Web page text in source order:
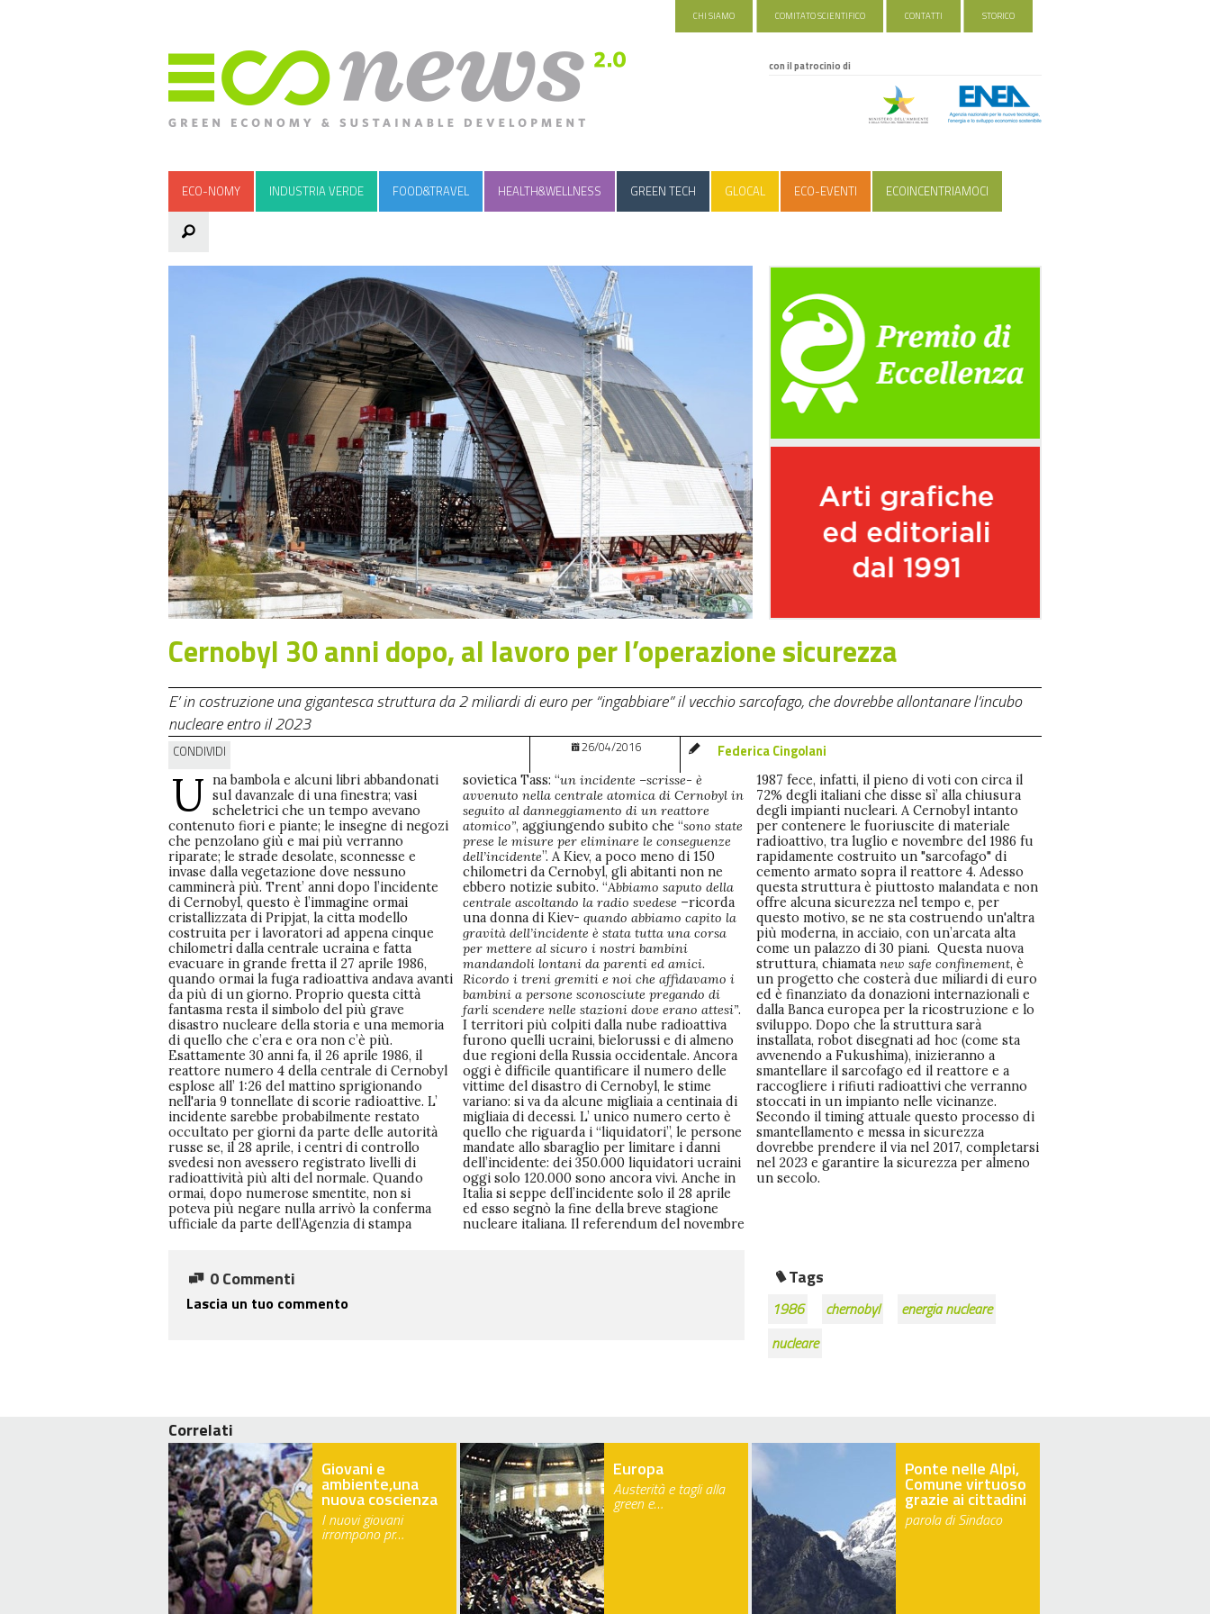
CHI SIAMO COMITATO SCIENTIFICO CONTATTI STORICO
con il patrocinio di
ECO-NOMY INDUSTRIA VERDE FOOD&TRAVEL HEALTH&WELLNESS GREEN TECH GLOCAL ECO-EVENTI ECOINCENTRIAMOCI
Cernobyl 30 anni dopo, al lavoro per l’operazione sicurezza
E’ in costruzione una gigantesca struttura da 2 miliardi di euro per “ingabbiare” il vecchio sarcofago, che dovrebbe allontanare l’incubo
nucleare entro il 2023
CONDIVIDI 26/04/2016 Federica Cingolani
U na bambola e alcuni libri abbandonati
sul davanzale di una finestra; vasi
scheletrici che un tempo avevano
contenuto fiori e piante; le insegne di negozi
che penzolano giù e mai più verranno
riparate; le strade desolate, sconnesse e
invase dalla vegetazione dove nessuno
camminerà più. Trent’ anni dopo l’incidente
di Cernobyl, questo è l’immagine ormai
cristallizzata di Pripjat, la citta modello
costruita per i lavoratori ad appena cinque
chilometri dalla centrale ucraina e fatta
evacuare in grande fretta il 27 aprile 1986,
quando ormai la fuga radioattiva andava avanti
da più di un giorno. Proprio questa città
fantasma resta il simbolo del più grave
disastro nucleare della storia e una memoria
di quello che c’era e ora non c’è più.
Esattamente 30 anni fa, il 26 aprile 1986, il
reattore numero 4 della centrale di Cernobyl
esplose all’ 1:26 del mattino sprigionando
nell'aria 9 tonnellate di scorie radioattive. L’
incidente sarebbe probabilmente restato
occultato per giorni da parte delle autorità
russe se, il 28 aprile, i centri di controllo
svedesi non avessero registrato livelli di
radioattività più alti del normale. Quando
ormai, dopo numerose smentite, non si
poteva più negare nulla arrivò la conferma
ufficiale da parte dell’Agenzia di stampa
sovietica Tass: “un incidente –scrisse- è
avvenuto nella centrale atomica di Cernobyl in
seguito al danneggiamento di un reattore
atomico”, aggiungendo subito che “sono state
prese le misure per eliminare le conseguenze
dell’incidente”. A Kiev, a poco meno di 150
chilometri da Cernobyl, gli abitanti non ne
ebbero notizie subito. “Abbiamo saputo della
centrale ascoltando la radio svedese –ricorda
una donna di Kiev- quando abbiamo capito la
gravità dell’incidente è stata tutta una corsa
per mettere al sicuro i nostri bambini
mandandoli lontani da parenti ed amici.
Ricordo i treni gremiti e noi che affidavamo i
bambini a persone sconosciute pregando di
farli scendere nelle stazioni dove erano attesi”.
I territori più colpiti dalla nube radioattiva
furono quelli ucraini, bielorussi e di almeno
due regioni della Russia occidentale. Ancora
oggi è difficile quantificare il numero delle
vittime del disastro di Cernobyl, le stime
variano: si va da alcune migliaia a centinaia di
migliaia di decessi. L’ unico numero certo è
quello che riguarda i “liquidatori”, le persone
mandate allo sbaraglio per limitare i danni
dell’incidente: dei 350.000 liquidatori ucraini
oggi solo 120.000 sono ancora vivi. Anche in
Italia si seppe dell’incidente solo il 28 aprile
ed esso segnò la fine della breve stagione
nucleare italiana. Il referendum del novembre
1987 fece, infatti, il pieno di voti con circa il
72% degli italiani che disse sì’ alla chiusura
degli impianti nucleari. A Cernobyl intanto
per contenere le fuoriuscite di materiale
radioattivo, tra luglio e novembre del 1986 fu
rapidamente costruito un "sarcofago" di
cemento armato sopra il reattore 4. Adesso
questa struttura è piuttosto malandata e non
offre alcuna sicurezza nel tempo e, per
questo motivo, se ne sta costruendo un'altra
più moderna, in acciaio, con un’arcata alta
come un palazzo di 30 piani. Questa nuova
struttura, chiamatanew safe confinement, è
un progetto che costerà due miliardi di euro
ed è finanziato da donazioni internazionali e
dalla Banca europea per la ricostruzione e lo
sviluppo. Dopo che la struttura sarà
installata, robot disegnati ad hoc (come sta
avvenendo a Fukushima), inizieranno a
smantellare il sarcofago ed il reattore e a
raccogliere i rifiuti radioattivi che verranno
stoccati in un impianto nelle vicinanze.
Secondo il timing attuale questo processo di
smantellamento e messa in sicurezza
dovrebbe prendere il via nel 2017, completarsi
nel 2023 e garantire la sicurezza per almeno
un secolo.
0 Commenti
Lascia un tuo commento
Tags
1986 chernobyl
energia nucleare
nucleare
Correlati
Giovani e
ambiente,una
nuova coscienza
I nuovi giovani
irrompono pr…
Europa
Austerità e tagli alla
green e…
Ponte nelle Alpi,
Comune virtuoso
grazie ai cittadini
parola di Sindaco